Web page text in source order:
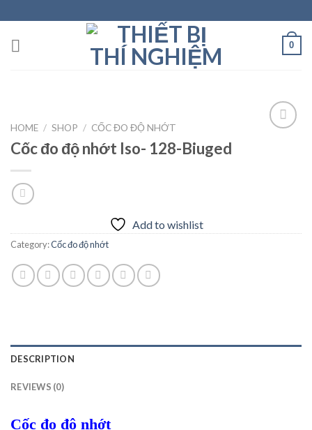
to
content
0
HOME / SHOP / CỐC ĐO ĐỘ NHỚT
Cốc đo độ nhớt Iso- 128-Biuged
Add to wishlist
Category:Cốc đo độ nhớt
DESCRIPTION
REVIEWS (0)
Cốc đo độ nhớt